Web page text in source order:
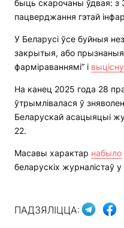
быць скарочаны ўдвая: з
пацверджання гэтай
У Беларусі ўсе буйныя
закрытыя, або прызнаныя
фарміраваннямі” і
На канец 2025 года 28
ўтрымлівалася ў
Беларускай асацыяцыі
22.
Масавы характар набыло
беларускіх журналістаў
ПАДЗЯЛІЦЦА: